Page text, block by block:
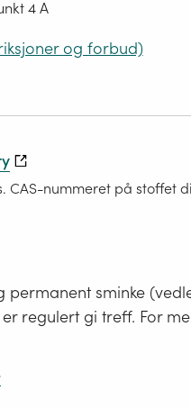
4 A
og forbud)
CAS-nummeret på stoffet
permanent sminke
regulert gi treff. For